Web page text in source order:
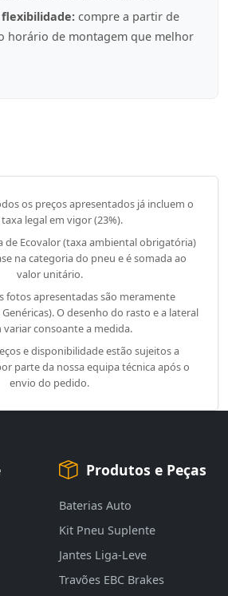
flexibilidade: compre a partir de
horário de montagem que melhor
os preços apresentados já incluem o
taxa legal em vigor (23%).
de Ecovalor (taxa ambiental obrigatória)
na categoria do pneu e é somada ao
valor unitário.
fotos apresentadas são meramente
O desenho do rasto e a lateral
variar consoante a medida.
e disponibilidade estão sujeitos a
parte da nossa equipa técnica após o
envio do pedido.
Produtos e Peças
Baterias Auto
Kit Pneu Suplente
Jantes Liga-Leve
Travões EBC Brakes